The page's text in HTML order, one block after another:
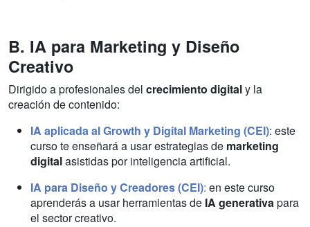
B. IA para Marketing y Diseño
Creativo
Dirigido a profesionales del crecimiento digitaly la
creación de contenido:
IA aplicada al Growth y Digital Marketing (CEI): este
curso te enseñará a usar estrategias de marketing
digitalasistidas por inteligencia artificial.
IA para Diseño y Creadores (CEI): en este curso
aprenderás a usar herramientas de IA generativa para
el sector creativo.